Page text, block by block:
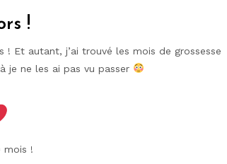
!
! Et autant, j’ai trouvé les mois de grossesse
je ne les ai pas vu passer
mois !